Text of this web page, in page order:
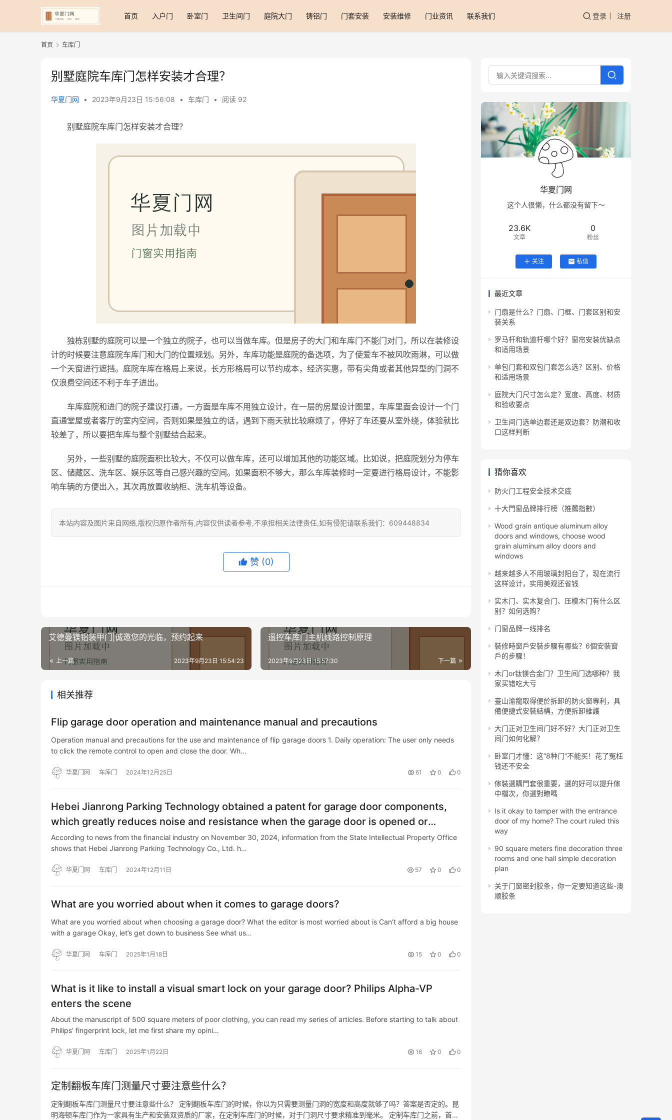
首页 入户门 卧室门 卫生间门 庭院大门 铸铝门 门套安装 安装维修 门业资讯 联系我们 登录 注册
首页 车库门
别墅庭院车库门怎样安装才合理？
华夏门网 • 2023年9月23日 15:56:08 • 车库门 • 阅读 92
别墅庭院车库门怎样安装才合理？
独栋别墅的庭院可以是一个独立的院子，也可以当做车库。但是房子的大门和车库门不能门对门，所以在装修设
计的时候要注意庭院车库门和大门的位置规划。另外，车库功能是庭院的备选项，为了使爱车不被风吹雨淋，可以做
一个天窗进行遮挡。庭院车库在格局上来说，长方形格局可以节约成本，经济实惠，带有尖角或者其他异型的门洞不
仅浪费空间还不利于车子进出。
车库庭院和进门的院子建议打通，一方面是车库不用独立设计，在一层的房屋设计图里，车库里面会设计一个门
直通堂屋或者客厅的室内空间，否则如果是独立的话，遇到下雨天就比较麻烦了，停好了车还要从室外绕，体验就比
较差了，所以要把车库与整个别墅结合起来。
另外，一些别墅的庭院面积比较大，不仅可以做车库，还可以增加其他的功能区域。比如说，把庭院划分为停车
区、储藏区、洗车区、娱乐区等自己感兴趣的空间。如果面积不够大，那么车库装修时一定要进行格局设计，不能影
响车辆的方便出入，其次再放置收纳柜、洗车机等设备。
本站内容及图片来自网络,版权归原作者所有,内容仅供读者参考,不承担相关法律责任,如有侵犯请联系我们：609448834
赞 (0)
艾德曼镁铝装甲门|诚邀您的光临，预约起来
上一篇 2023年9月23日 15:54:23
遥控车库门主机线路控制原理
下一篇
2023年9月23日 15:57:30
相关推荐
Flip garage door operation and maintenance manual and precautions
Operation manual and precautions for the use and maintenance of flip garage doors 1. Daily operation: The user only needs
to click the remote control to open and close the door. Wh…
华夏门网 车库门 2024年12月25日 61 0 0
Hebei Jianrong Parking Technology obtained a patent for garage door components,
which greatly reduces noise and resistance when the garage door is opened or
closed.
According to news from the financial industry on November 30, 2024, information from the State Intellectual Property Office
shows that Hebei Jianrong Parking Technology Co., Ltd. h…
华夏门网 车库门 2024年12月11日 57 0 0
What are you worried about when it comes to garage doors?
What are you worried about when choosing a garage door? What the editor is most worried about is Can’t afford a big house
with a garage Okay, let’s get down to business See what us…
华夏门网 车库门 2025年1月18日 15 0 0
What is it like to install a visual smart lock on your garage door? Philips Alpha-VP
enters the scene
About the manuscript of 500 square meters of poor clothing, you can read my series of articles. Before starting to talk about
Philips’ fingerprint lock, let me first share my opini…
华夏门网 车库门 2025年1月22日 16 0 0
定制翻板车库门测量尺寸要注意些什么？
定制翻板车库门测量尺寸要注意些什么？ 定制翻板车库门的时候，你以为只需要测量门洞的宽度和高度就够了吗？答案是否定的。昆
明海顿车库门作为一家具有生产和安装双资质的厂家，在定制车库门的时候，对于门洞尺寸要求精准到毫米。 定制车库门之前，首先
华夏门网
这个人很懒，什么都没有留下～
23.6K
文章
0
粉丝
关注 私信
最近文章
门扇是什么？门扇、门框、门套区别和安
装关系
罗马杆和轨道杆哪个好？窗帘安装优缺点
和适用场景
单包门套和双包门套怎么选？区别、价格
和适用场景
庭院大门尺寸怎么定？宽度、高度、材质
和验收要点
卫生间门选单边套还是双边套？防潮和收
口这样判断
猜你喜欢
防火门工程安全技术交底
十大門窗品牌排行榜（推薦指數）
Wood grain antique aluminum alloy
doors and windows, choose wood
grain aluminum alloy doors and
windows
越来越多人不用玻璃封阳台了，现在流行
这样设计，实用美观还省钱
实木门、实木复合门、压模木门有什么区
别？如何选购？
门窗品牌一线排名
裝修時窗戶安裝步驟有哪些？6個安裝窗
戶的步驟！
木门or钛镁合金门？卫生间门选哪种？我
家买错吃大亏
臺山渝龍取得便於拆卸的防火窗專利，具
備便捷式安裝結構，方便拆卸維護
大门正对卫生间门好不好？大门正对卫生
间门如何化解？
卧室门才懂：这“8种门”不能买！花了冤枉
钱还不安全
傢裝選購門套很重要，選的好可以提升傢
中檔次，你選對瞭嗎
Is it okay to tamper with the entrance
door of my home? The court ruled this
way
90 square meters fine decoration three
rooms and one hall simple decoration
plan
关于门窗密封胶条，你一定要知道这些-澳
顺胶条